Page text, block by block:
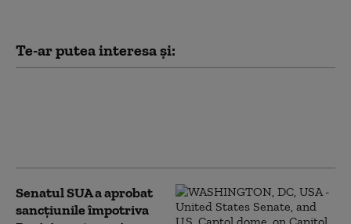
Te-ar putea interesa și:
Senatul SUA a aprobat
sancțiunile împotriva